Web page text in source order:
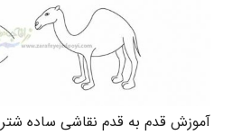
آموزش قدم به قدم نقاشی ساده شتر